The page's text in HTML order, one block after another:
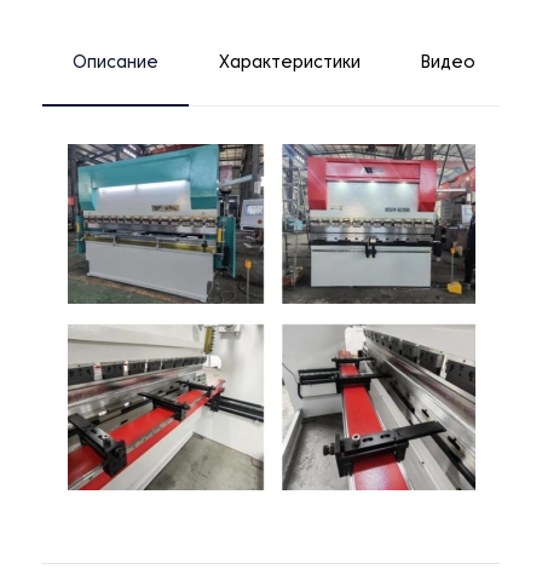
Описание Характеристики Видео